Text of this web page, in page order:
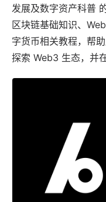
发展及数字资产科普
区块链基础知识、
字货币相关教程，帮
探索 Web3 生态，并